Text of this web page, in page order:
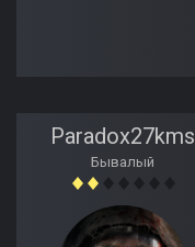
Paradox27kms
Бывалый